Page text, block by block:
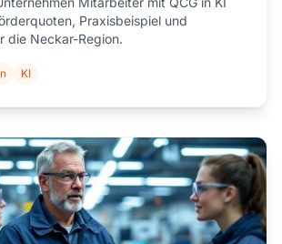
Praxisbeispiel und
die Neckar-Region.
KI